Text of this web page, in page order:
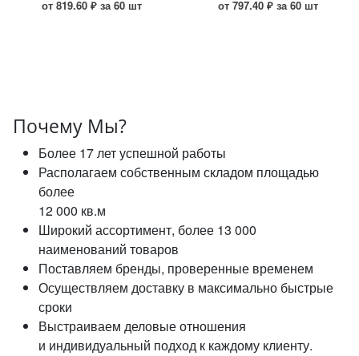
от 819.60 ₽ за 60 шт
от 797.40 ₽ за 60 шт
Почему Мы?
Более 17 лет успешной работы
Располагаем собственным складом площадью
более
12 000 кв.м
Широкий ассортимент, более 13 000
наименований товаров
Поставляем бренды, проверенные временем
Осуществляем доставку в максимально быстрые
сроки
Выстраиваем деловые отношения
и индивидуальный подход к каждому клиенту.